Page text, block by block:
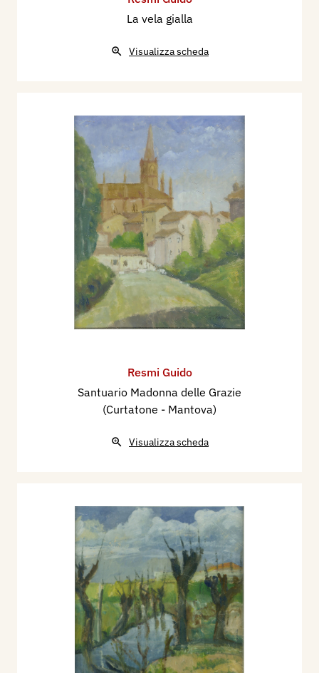
La vela gialla
Visualizza scheda
Resmi Guido
Santuario Madonna delle Grazie
(Curtatone - Mantova)
Visualizza scheda